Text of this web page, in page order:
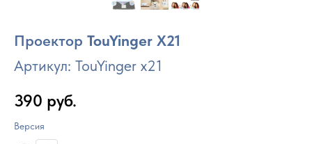
Проектор TouYinger X21
Артикул: TouYinger x21
390 руб.
Версия